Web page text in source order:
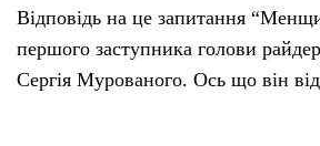
Відповідь на це запитання
першого заступника голови
Сергія Мурованого. Ось що він